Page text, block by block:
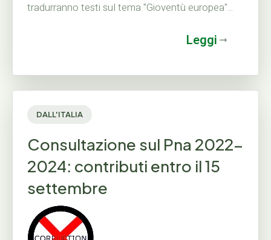
tradurranno testi sul tema "Gioventù europea"...
Leggi
DALL'ITALIA
Consultazione sul Pna 2022-
2024: contributi entro il 15
settembre